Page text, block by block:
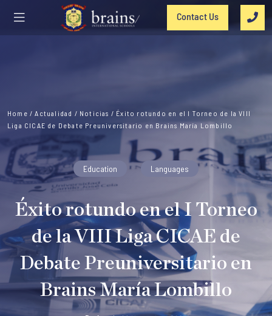
Contact Us
Home /Actualidad / Noticias / Éxito rotundo en el I Torneo de la VIII
Liga CICAE de Debate Preuniversitario en Brains María Lombillo
Education Languages
Éxito rotundo en el I Torneo
de la VIII Liga CICAE de
Debate Preuniversitario en
Brains María Lombillo